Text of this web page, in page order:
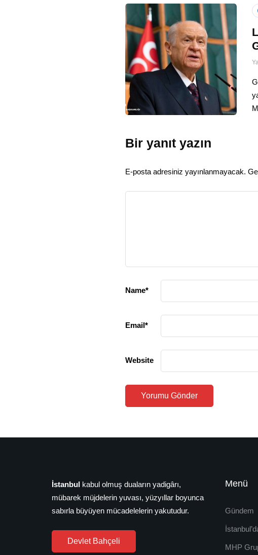
Bir yanıt yazın
E-posta adresiniz yayınlanmayacak.
Name*
Email*
Website
İstanbul kabul olmuş duaların yadigârı,
mübarek müjdelerin yuvası, yüzyıllar boyunca
sabırla büyüyen mücadelelerin yakutudur.
Devlet Bahçeli
Menü
Gündem
MHP